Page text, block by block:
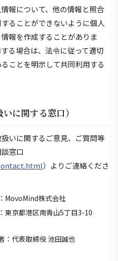
報について、他の情報と照合
ることができないように個人
報を作成することがありま
る場合は、法令に従って適切
ことを明示して共同利用する
に関する窓口）
いに関するご意見、ご質問等
窓口
）よりご連絡くださ
MovoMind株式会社
東京都港区南青山5丁目3-10
：代表取締役 池田誠也